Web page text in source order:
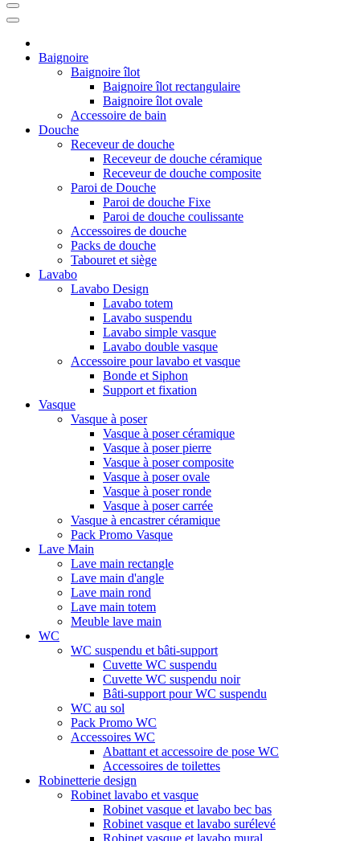
Baignoire
Baignoire îlot
Baignoire îlot rectangulaire
Baignoire îlot ovale
Accessoire de bain
Douche
Receveur de douche
Receveur de douche céramique
Receveur de douche composite
Paroi de Douche
Paroi de douche Fixe
Paroi de douche coulissante
Accessoires de douche
Packs de douche
Tabouret et siège
Lavabo
Lavabo Design
Lavabo totem
Lavabo suspendu
Lavabo simple vasque
Lavabo double vasque
Accessoire pour lavabo et vasque
Bonde et Siphon
Support et fixation
Vasque
Vasque à poser
Vasque à poser céramique
Vasque à poser pierre
Vasque à poser composite
Vasque à poser ovale
Vasque à poser ronde
Vasque à poser carrée
Vasque à encastrer céramique
Pack Promo Vasque
Lave Main
Lave main rectangle
Lave main d'angle
Lave main rond
Lave main totem
Meuble lave main
WC
WC suspendu et bâti-support
Cuvette WC suspendu
Cuvette WC suspendu noir
Bâti-support pour WC suspendu
WC au sol
Pack Promo WC
Accessoires WC
Abattant et accessoire de pose WC
Accessoires de toilettes
Robinetterie design
Robinet lavabo et vasque
Robinet vasque et lavabo bec bas
Robinet vasque et lavabo surélevé
Robinet vasque et lavabo mural